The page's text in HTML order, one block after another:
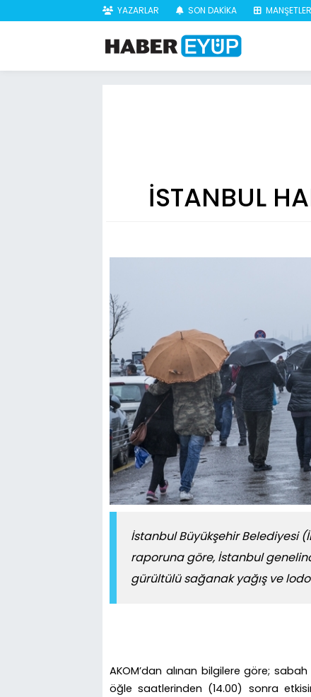
YAZARLAR SON DAKİKA MANŞETLER
İSTANBUL
İstanbul Büyükşehir Belediyesi
raporuna göre, İstanbul
gürültülü sağanak yağış ve
AKOM’dan alınan bilgilere göre;
öğle saatlerinden (14.00) sonra